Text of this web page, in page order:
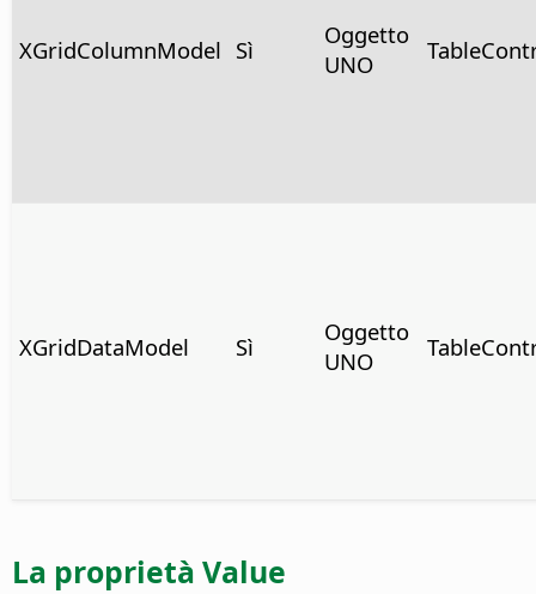
XGridColumnModel Sì
Oggetto
UNO
XGridDataModel Sì
Oggetto
UNO
La proprietà Value